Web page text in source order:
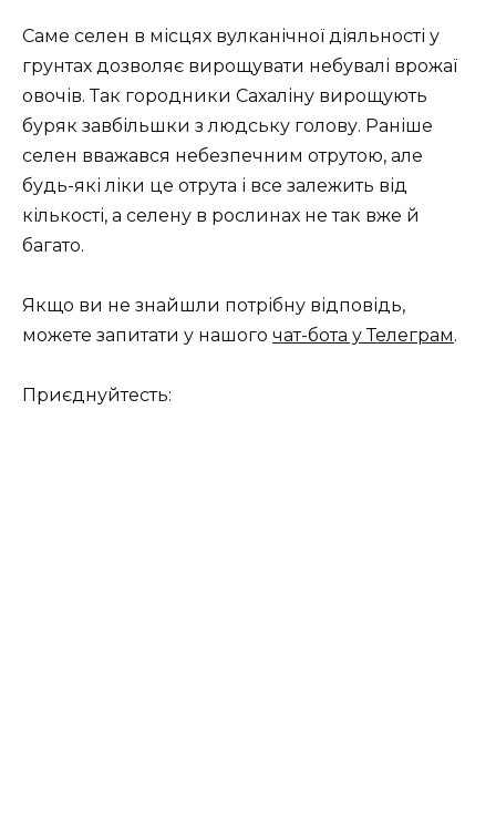
Саме селен в місцях вулканічної діяльності у
грунтах дозволяє вирощувати небувалі врожаї
овочів. Так городники Сахаліну вирощують
буряк завбільшки з людську голову. Раніше
селен вважався небезпечним отрутою, але
будь-які ліки це отрута і все залежить від
кількості, а селену в рослинах не так вже й
багато.
Якщо ви не знайшли потрібну відповідь,
можете запитати у нашого чат-бота у Телеграм.
Приєднуйтесть: